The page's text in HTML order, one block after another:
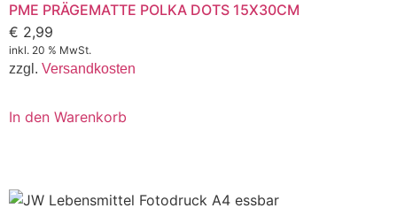
PME PRÄGEMATTE POLKA DOTS 15X30CM
€ 2,99
inkl. 20 % MwSt.
zzgl. Versandkosten
In den Warenkorb